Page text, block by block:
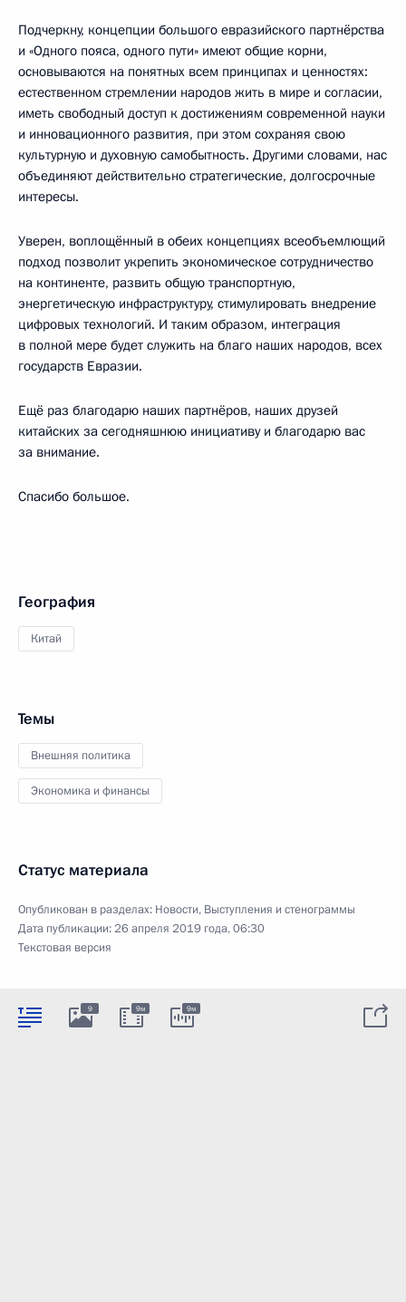
Подчеркну, концепции большого евразийского партнёрства
и «Одного пояса, одного пути» имеют общие корни,
основываются на понятных всем принципах и ценностях:
естественном стремлении народов жить в мире и согласии,
иметь свободный доступ к достижениям современной науки
и инновационного развития, при этом сохраняя свою
культурную и духовную самобытность. Другими словами, нас
объединяют действительно стратегические, долгосрочные
интересы.
Уверен, воплощённый в обеих концепциях всеобъемлющий
подход позволит укрепить экономическое сотрудничество
на континенте, развить общую транспортную,
энергетическую инфраструктуру, стимулировать внедрение
цифровых технологий. И таким образом, интеграция
в полной мере будет служить на благо наших народов, всех
государств Евразии.
Ещё раз благодарю наших партнёров, наших друзей
китайских за сегодняшнюю инициативу и благодарю вас
за внимание.
Спасибо большое.
География
Китай
Темы
Внешняя политика
Экономика и финансы
Статус материала
Опубликован в разделах: Новости, Выступления и стенограммы
Дата публикации:26 апреля 2019 года, 06:30
Текстовая версия
9 9м 9м